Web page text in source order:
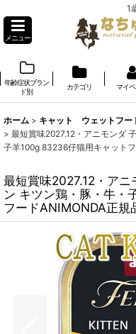
1
メニュー
年齢症状ブラン
ド別
カテゴリ マイ
ホーム > キャット ウェットフー
> 最短賞味2027.12・アニモンダ
子羊100g 83236仔猫用キャット
最短賞味2027.12・ア
ン キツン鶏・豚・牛・
フードANIMONDA正規